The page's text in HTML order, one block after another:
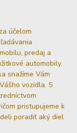
účelom
predaj a
automobily.
snažíme Vám
vozidla. S
pristupujeme k
poradiť aký diel